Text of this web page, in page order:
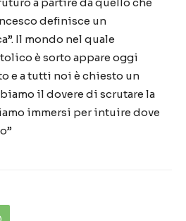
a partire da quello che
definisce un
Il mondo nel quale
è sorto appare oggi
e a tutti noi è chiesto un
il dovere di scrutare la
immersi per intuire dove